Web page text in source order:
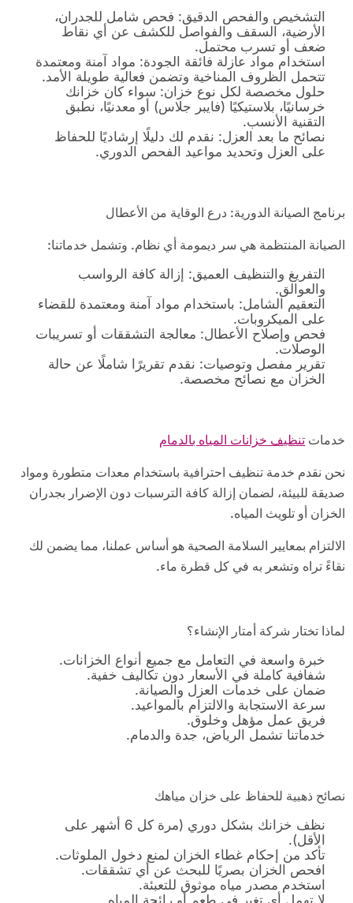
التشخيص والفحص الدقيق: فحص شامل للجدران،
الأرضية، السقف والفواصل للكشف عن أي نقاط
ضعف أو تسرب محتمل.
استخدام مواد عازلة فائقة الجودة: مواد آمنة ومعتمدة
تتحمل الظروف المناخية وتضمن فعالية طويلة الأمد.
حلول مخصصة لكل نوع خزان: سواء كان خزانك
خرسانيًا، بلاستيكيًا (فايبر جلاس) أو معدنيًا، نطبق
التقنية الأنسب.
نصائح ما بعد العزل: نقدم لك دليلًا إرشاديًا للحفاظ
على العزل وتحديد مواعيد الفحص الدوري.
برنامج الصيانة الدورية: درع الوقاية من الأعطال
الصيانة المنتظمة هي سر ديمومة أي نظام. وتشمل خدماتنا:
التفريغ والتنظيف العميق: إزالة كافة الرواسب
والعوالق.
التعقيم الشامل: باستخدام مواد آمنة ومعتمدة للقضاء
على الميكروبات.
فحص وإصلاح الأعطال: معالجة التشققات أو تسريبات
الوصلات.
تقرير مفصل وتوصيات: نقدم تقريرًا شاملًا عن حالة
الخزان مع نصائح مخصصة.
خدمات تنظيف خزانات المياه بالدمام
نحن نقدم خدمة تنظيف احترافية باستخدام معدات متطورة ومواد
صديقة للبيئة، لضمان إزالة كافة الترسبات دون الإضرار بجدران
الخزان أو تلويث المياه.
الالتزام بمعايير السلامة الصحية هو أساس عملنا، مما يضمن لك
نقاءً تراه وتشعر به في كل قطرة ماء.
لماذا تختار شركة أمتار الإنشاء؟
خبرة واسعة في التعامل مع جميع أنواع الخزانات.
شفافية كاملة في الأسعار دون تكاليف خفية.
ضمان على خدمات العزل والصيانة.
سرعة الاستجابة والالتزام بالمواعيد.
فريق عمل مؤهل وخلوق.
خدماتنا تشمل الرياض، جدة والدمام.
نصائح ذهبية للحفاظ على خزان مياهك
نظف خزانك بشكل دوري (مرة كل 6 أشهر على
الأقل).
تأكد من إحكام غطاء الخزان لمنع دخول الملوثات.
افحص الخزان بصريًا للبحث عن أي تشققات.
استخدم مصدر مياه موثوق للتعبئة.
لا تهمل أي تغير في طعم أو رائحة المياه.